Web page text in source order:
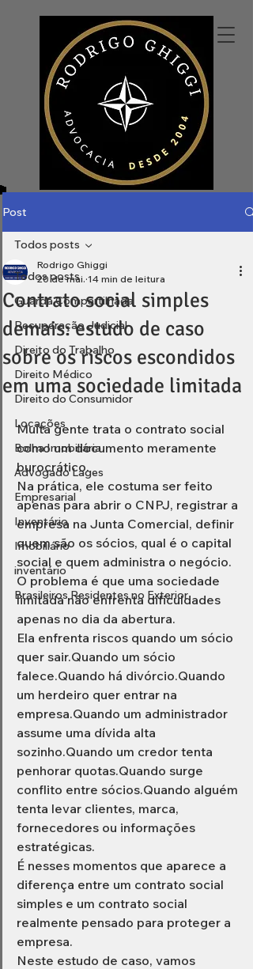
Post
Todos posts
Guarda Compartilhada
Recuperação Judicial
Direito do Trabalho
Direito Médico
Direito do Consumidor
Locações
Bolha Imobiliária
Advogado Lages
Empresarial
Inventário
Imobiliário
inventário
Brasileiros Residentes no Exterior
Todos posts
Contrato social simples
demais: estudo de caso
sobre os riscos escondidos
em uma sociedade limitada
Rodrigo Ghiggi
20 de mai. 14 min de leitura
Muita gente trata o contrato social
como um documento meramente
burocrático.
Na prática, ele costuma ser feito
apenas para abrir o CNPJ, registrar a
empresa na Junta Comercial, definir
quem são os sócios, qual é o capital
social e quem administra o negócio.
O problema é que uma sociedade
limitada não enfrenta dificuldades
apenas no dia da abertura.
Ela enfrenta riscos quando um sócio
quer sair.Quando um sócio
falece.Quando há divórcio.Quando
um herdeiro quer entrar na
empresa.Quando um administrador
assume uma dívida alta
sozinho.Quando um credor tenta
penhorar quotas.Quando surge
conflito entre sócios.Quando alguém
tenta levar clientes, marca,
fornecedores ou informações
estratégicas.
É nesses momentos que aparece a
diferença entre um contrato social
simples e um contrato social
realmente pensado para proteger a
empresa.
Neste estudo de caso, vamos